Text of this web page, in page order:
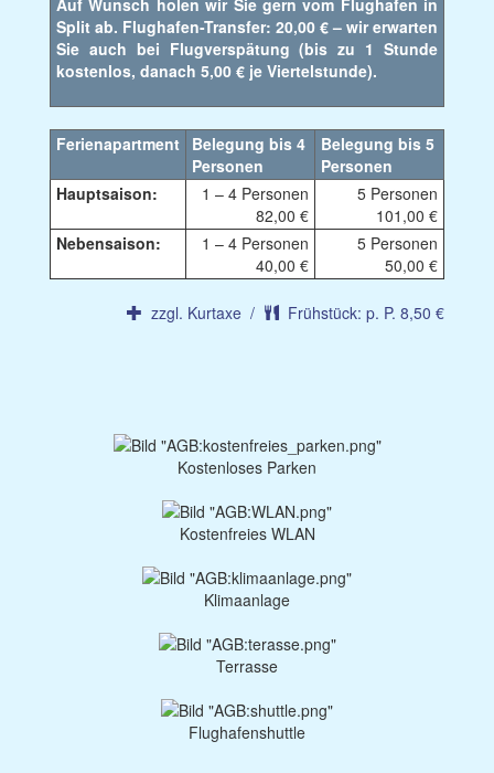
Auf Wunsch holen wir Sie gern vom Flughafen in
Split ab. Flughafen-Transfer: 20,00 € – wir erwarten
Sie auch bei Flugverspätung (bis zu 1 Stunde
kostenlos, danach 5,00 € je Viertelstunde).
Ferienapartment Belegung bis 4
Personen
Belegung bis 5
Personen
Hauptsaison:
1 – 4 Personen
82,00 €
5 Personen
101,00 €
Nebensaison:
1 – 4 Personen
40,00 €
5 Personen
50,00 €
zzgl. Kurtaxe / Frühstück: p. P. 8,50 €
Kostenloses Parken
Kostenfreies WLAN
Klimaanlage
Terrasse
Flughafenshuttle